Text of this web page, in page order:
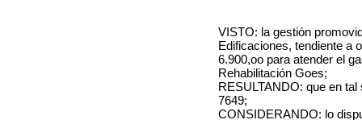
VISTO: la gestión
Edificaciones, tendiente a
6.900,oo para atender el
Rehabilitación Goes;
RESULTANDO: que en
7649;
CONSIDERANDO: lo